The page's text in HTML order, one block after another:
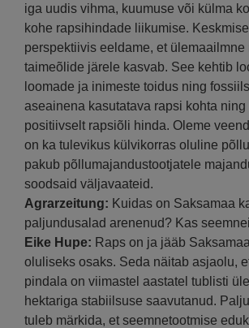
iga uudis vihma, kuumuse või külma
kohe rapsihindade liikumise.
perspektiivis eeldame, et ülemaailmne
taimeõlide järele kasvab. See kehtib
loomade ja inimeste toidus ning
aseainena kasutatava rapsi kohta ning
positiivselt rapsiõli hinda. Oleme
on ka tulevikus külvikorras oluline
pakub põllumajandustootjatele
soodsaid väljavaateid.
Agrarzeitung: Kuidas on Saksamaa
paljundusalad arenenud? Kas
Eike Hupe: Raps on ja jääb
oluliseks osaks. Seda näitab asjaolu,
pindala on viimastel aastatel tublisti
hektariga stabiilsuse saavutanud.
tuleb märkida, et seemnetootmise